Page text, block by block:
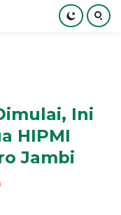
Ini
HIPMI
Jambi